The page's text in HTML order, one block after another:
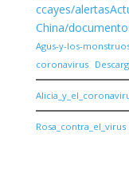
ccayes/
China/
Agus-y-los-
coronavirus
Rosa_contra_el_virus